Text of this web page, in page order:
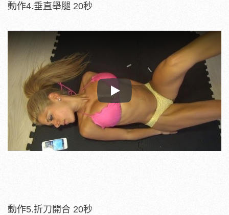
動作4.垂直舉腿 20秒
Play
動作5.折刀開合 20秒